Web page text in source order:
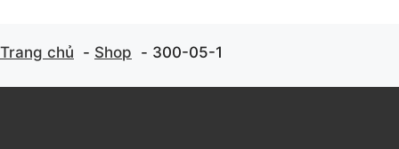
Trang chủ Shop 300-05-1